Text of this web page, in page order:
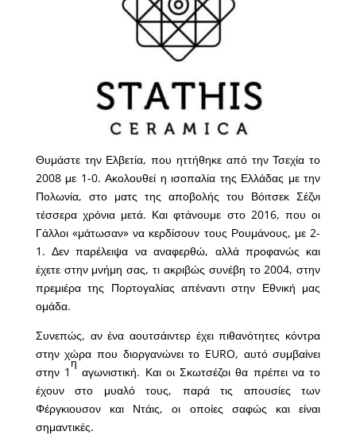
Θυμάστε την Ελβετία, που ηττήθηκε από την Τσεχία το
2008 με 1-0. Ακολουθεί η ισοπαλία της Ελλάδας με την
Πολωνία, στο ματς της αποβολής του Βόιτσεκ Σέζνι
τέσσερα χρόνια μετά. Και φτάνουμε στο 2016, που οι
Γάλλοι «μάτωσαν» να κερδίσουν τους Ρουμάνους, με 2-
1. Δεν παρέλειψα να αναφερθώ, αλλά προφανώς και
έχετε στην μνήμη σας, τι ακριβώς συνέβη το 2004, στην
πρεμιέρα της Πορτογαλίας απέναντι στην Εθνική μας
ομάδα.
Συνεπώς, αν ένα αουτσάιντερ έχει πιθανότητες κόντρα
στην χώρα που διοργανώνει το EURO, αυτό συμβαίνει
στην 1
η
αγωνιστική. Και οι Σκωτσέζοι θα πρέπει να το
έχουν στο μυαλό τους, παρά τις απουσίες των
Φέργκιουσον και Ντάις, οι οποίες σαφώς και είναι
σημαντικές.